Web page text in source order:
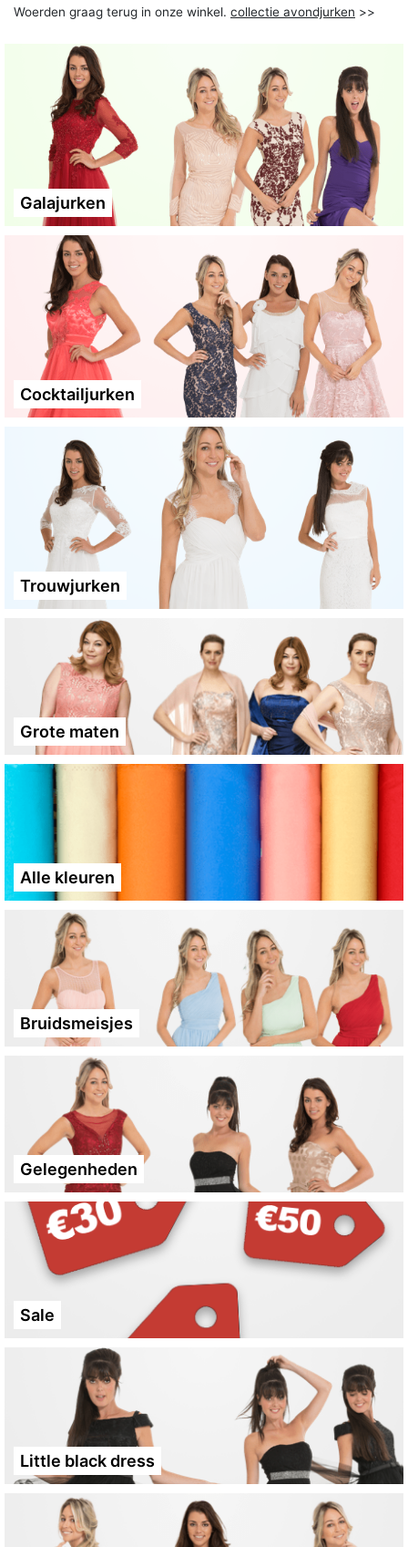
Woerden graag terug in onze winkel. collectie avondjurken >>
Galajurken
Cocktailjurken
Trouwjurken
Grote maten
Alle kleuren
Bruidsmeisjes
Gelegenheden
Sale
Little black dress